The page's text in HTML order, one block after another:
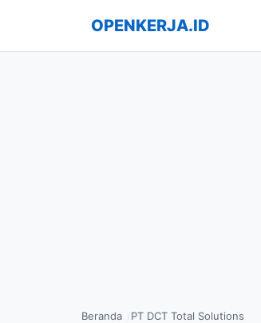
OPENKERJA.ID
Beranda PT DCT Total Solutions